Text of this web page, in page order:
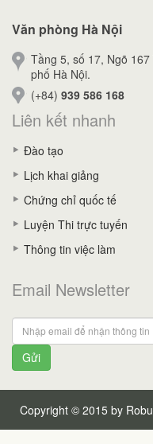
Văn phòng Hà Nội
Tầng 5, số 17, Ngõ
phố Hà Nội.
(+84) 939 586 168
Liên kết nhanh
Đào tạo
Lịch khai giảng
Chứng chỉ quốc tế
Luyện Thi trực tuyến
Thông tin việc làm
Email Newsletter
Gửi
Copyright © 2015 by